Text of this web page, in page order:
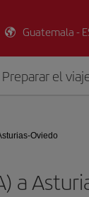
Guatemala -
Preparar el
Oviedo
a